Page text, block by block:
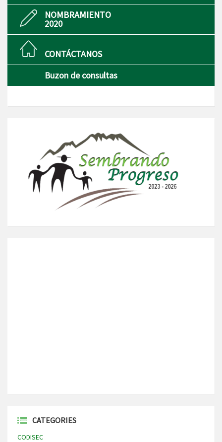
NOMBRAMIENTO
2020
CONTÁCTANOS
Buzon de consultas
CATEGORIES
CODISEC